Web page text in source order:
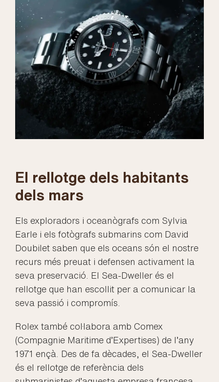
El rellotge dels habitants
dels mars
Els exploradors i oceanògrafs com Sylvia
Earle i els fotògrafs submarins com David
Doubilet saben que els oceans són el nostre
recurs més preuat i defensen activament la
seva preservació. El Sea-Dweller és el
rellotge que han escollit per a comunicar la
seva passió i compromís.
Rolex també col·labora amb Comex
(Compagnie Maritime d’Expertises) de l’any
1971 ençà. Des de fa dècades, el Sea-Dweller
és el rellotge de referència dels